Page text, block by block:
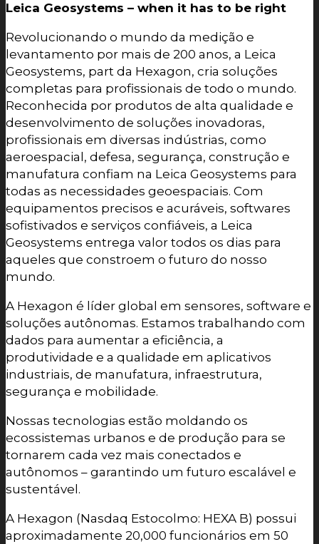
Leica Geosystems – when it has to be right
Revolucionando o mundo da medição e
levantamento por mais de 200 anos, a Leica
Geosystems, part da Hexagon, cria soluções
completas para profissionais de todo o mundo.
Reconhecida por produtos de alta qualidade e
desenvolvimento de soluções inovadoras,
profissionais em diversas indústrias, como
aeroespacial, defesa, segurança, construção e
manufatura confiam na Leica Geosystems para
todas as necessidades geoespaciais. Com
equipamentos precisos e acuráveis, softwares
sofistivados e serviços confiáveis, a Leica
Geosystems entrega valor todos os dias para
aqueles que constroem o futuro do nosso
mundo.
A Hexagon é líder global em sensores, software e
soluções autônomas. Estamos trabalhando com
dados para aumentar a eficiência, a
produtividade e a qualidade em aplicativos
industriais, de manufatura, infraestrutura,
segurança e mobilidade.
Nossas tecnologias estão moldando os
ecossistemas urbanos e de produção para se
tornarem cada vez mais conectados e
autônomos – garantindo um futuro escalável e
sustentável.
A Hexagon (Nasdaq Estocolmo: HEXA B) possui
aproximadamente 20,000 funcionários em 50